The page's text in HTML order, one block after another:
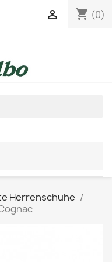
shopping_cart (0)

Herrenschuhe